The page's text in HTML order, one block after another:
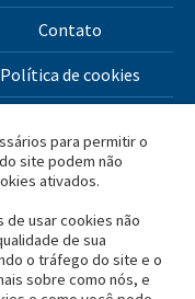
Contato
Política de cookies
© 2026 H.I.G.
H.I.G. Capital e
para permitir o
site podem não
ativados.
de usar cookies não
de sua
o tráfego do site e o
sobre como nós, e